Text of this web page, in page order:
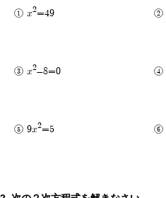
x2=49
x2-8=0
9x2=5